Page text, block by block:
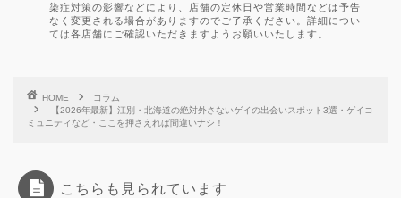
染症対策の影響などにより、店舗の定休日や営業時間などは予告
なく変更される場合がありますのでご了承ください。詳細につい
ては各店舗にご確認いただきますようお願いいたします。
HOME
コラム
【2026年最新】江別・北海道の絶対外さないゲイの出会いスポット3選・ゲイコ
ミュニティなど・ここを押さえれば間違いナシ！
こちらも見られています